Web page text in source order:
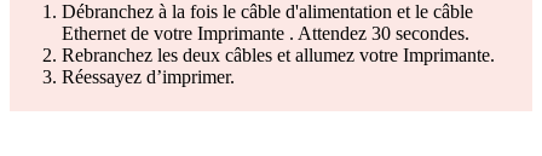
Débranchez à la fois le câble d'alimentation et le câble
Ethernet de votre Imprimante . Attendez 30 secondes.
Rebranchez les deux câbles et allumez votre Imprimante.
Réessayez d’imprimer.